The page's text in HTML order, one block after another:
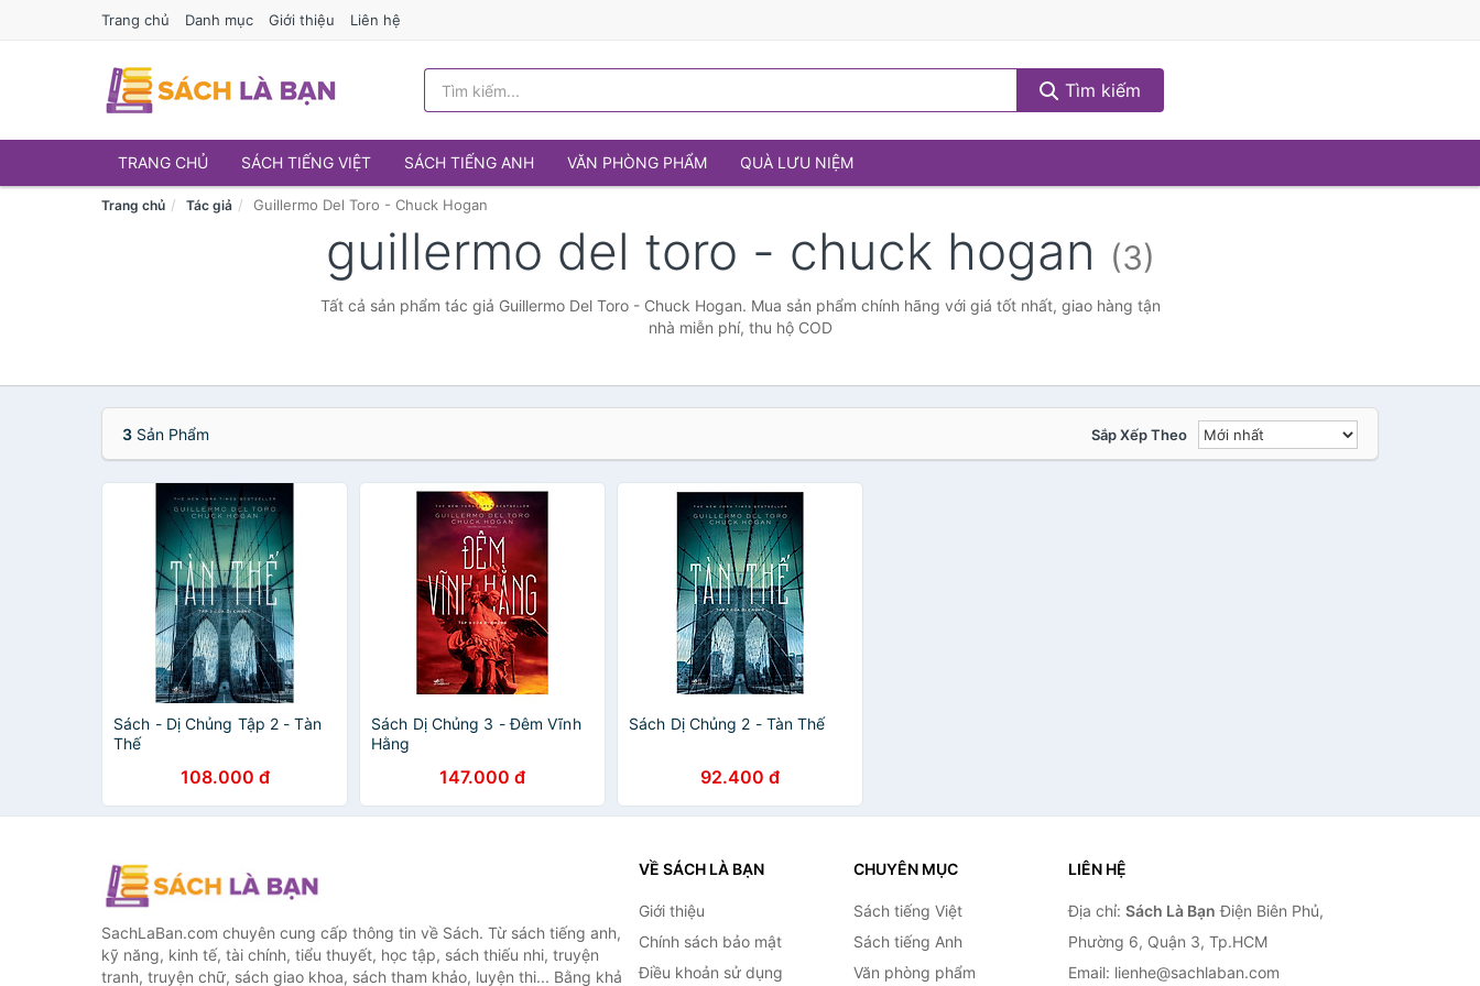
Trang chủ Danh mục Giới thiệu Liên hệ
Tìm kiếm
TRANG CHỦ SÁCH TIẾNG VIỆT SÁCH TIẾNG ANH VĂN PHÒNG PHẨM QUÀ LƯU NIỆM
Trang chủ Tác giả Guillermo Del Toro - Chuck Hogan
guillermo del toro - chuck hogan (3)
Tất cả sản phẩm tác giả Guillermo Del Toro - Chuck Hogan. Mua sản phẩm chính hãng với giá tốt nhất, giao hàng tận
nhà miễn phí, thu hộ COD
3 Sản Phẩm Sắp Xếp Theo
Sách - Dị Chủng Tập 2 - Tàn
Thế
108.000 đ
Sách Dị Chủng 3 - Đêm Vĩnh
Hằng
147.000 đ
Sách Dị Chủng 2 - Tàn Thế
92.400 đ
SachLaBan.com chuyên cung cấp thông tin về Sách. Từ sách tiếng anh,
kỹ năng, kinh tế, tài chính, tiểu thuyết, học tập, sách thiếu nhi, truyện
tranh, truyện chữ, sách giao khoa, sách tham khảo, luyện thi... Bằng khả
VỀ SÁCH LÀ BẠN
Giới thiệu
Chính sách bảo mật
Điều khoản sử dụng
CHUYÊN MỤC
Sách tiếng Việt
Sách tiếng Anh
Văn phòng phẩm
LIÊN HỆ
Địa chỉ: Sách Là Bạn Điện Biên Phủ,
Phường 6, Quận 3, Tp.HCM
Email: lienhe@sachlaban.com